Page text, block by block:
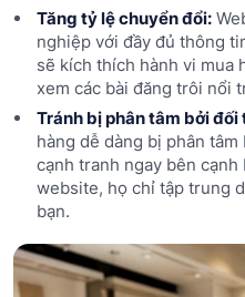
Tăng tỷ lệ chuyển đổi:
nghiệp với đầy đủ thông
sẽ kích thích hành vi mua
xem các bài đăng trôi nổi
Tránh bị phân tâm bởi đối
hàng dễ dàng bị phân
cạnh tranh ngay bên
website, họ chỉ tập trung
bạn.